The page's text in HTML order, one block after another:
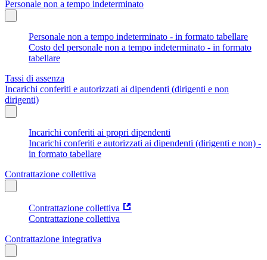
Personale non a tempo indeterminato
Personale non a tempo indeterminato - in formato tabellare
Costo del personale non a tempo indeterminato - in formato
tabellare
Tassi di assenza
Incarichi conferiti e autorizzati ai dipendenti (dirigenti e non
dirigenti)
Incarichi conferiti ai propri dipendenti
Incarichi conferiti e autorizzati ai dipendenti (dirigenti e non) -
in formato tabellare
Contrattazione collettiva
Contrattazione collettiva
Contrattazione collettiva
Contrattazione integrativa